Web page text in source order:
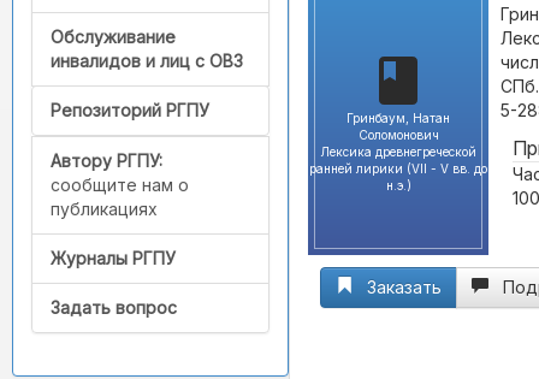
Обслуживание
инвалидов и лиц с ОВЗ
Репозиторий РГПУ
Автору РГПУ:
сообщите нам о
публикациях
Журналы РГПУ
Задать вопрос
Гринбаум, Натан
Соломонович
Лексика древнегреческой
ранней лирики (VII - V вв. до
н.э.)
5-
Заказать